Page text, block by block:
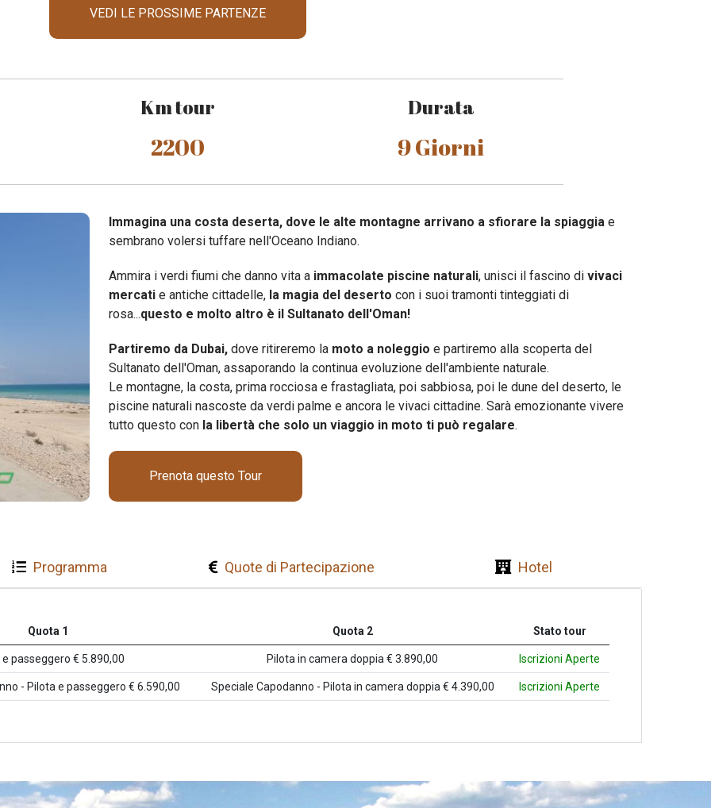
VEDI LE PROSSIME PARTENZE
Km tour
2200
Durata
9 Giorni
Immagina una costa deserta, dove le alte montagne arrivano a sfiorare la spiaggiae
sembrano volersi tuffare nell'Oceano Indiano.
Ammira i verdi fiumi che danno vita a immacolate piscine naturali, unisci il fascino di vivaci
mercatie antiche cittadelle, la magia del deserto con i suoi tramonti tinteggiati di
rosa...questo e molto altro è il Sultanato dell'Oman!
Partiremo da Dubai,dove ritireremo la moto a noleggio e partiremo alla scoperta del
Sultanato dell'Oman, assaporando la continua evoluzione dell'ambiente naturale.
Le montagne, la costa, prima rocciosa e frastagliata, poi sabbiosa, poi le dune del deserto, le
piscine naturali nascoste da verdi palme e ancora le vivaci cittadine. Sarà emozionante vivere
tutto questo con la libertà che solo un viaggio in moto ti può regalare.
Prenota questo Tour
Programma Quote di Partecipazione Hotel
Quota 1 Quota 2 Stato tour
passeggero € 5.890,00 Pilota in camera doppia € 3.890,00 Iscrizioni Aperte
- Pilota e passeggero € 6.590,00 Speciale Capodanno - Pilota in camera doppia € 4.390,00 Iscrizioni Aperte